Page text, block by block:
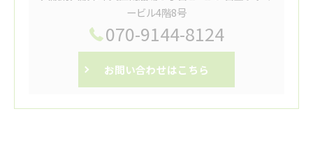
ービル4階8号
070-9144-8124
お問い合わせはこちら